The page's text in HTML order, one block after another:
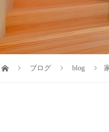
ブログ blog